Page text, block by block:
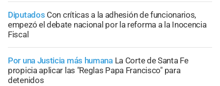
Diputados Con críticas a la adhesión de funcionarios,
empezó el debate nacional por la reforma a la Inocencia
Fiscal
Por una Justicia más humana La Corte de Santa Fe
propicia aplicar las "Reglas Papa Francisco" para
detenidos